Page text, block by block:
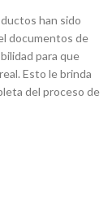
han sido
documentos de
para que
Esto le brinda
del proceso de